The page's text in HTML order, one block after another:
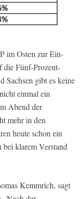
im Osten zur Ein-
die Fünf-Prozent-
Sachsen gibt es keine
einmal ein
Abend der
mehr in den
heute schon ein
klarem Verstand
Kemmrich, sagt